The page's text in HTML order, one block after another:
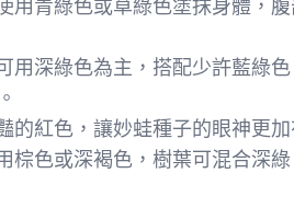
青綠色或草綠色塗抹身體，
深綠色為主，搭配少許藍綠
紅色，讓妙蛙種子的眼神更加
色或深褐色，樹葉可混合深